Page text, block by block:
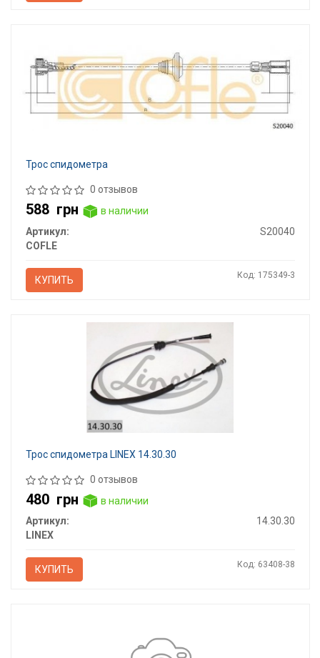
Трос спидометра
0 отзывов
588 грн
в наличии
Артикул:
S20040
COFLE
КУПИТЬ Код: 175349-3
Трос спидометра LINEX 14.30.30
0 отзывов
480 грн
в наличии
Артикул:
14.30.30
LINEX
КУПИТЬ Код: 63408-38